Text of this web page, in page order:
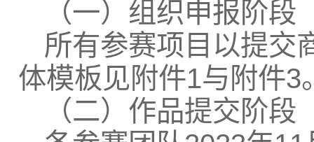
（一）组织申报阶
所有参赛项目以提交
体模板见附件1与附件3
（二）作品提交阶